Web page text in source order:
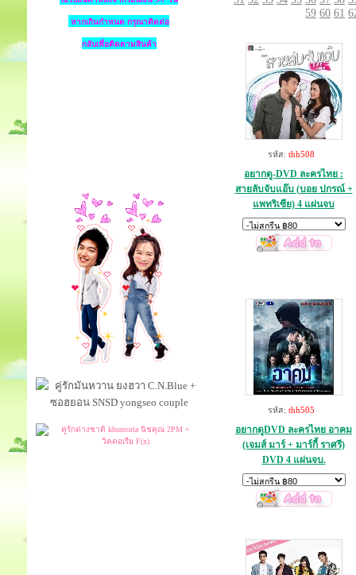
หากเกินกำหนด กรุณาติดต่อ
กลับเพื่อติดตามสินค้า
59 60 61
รหัส: thh508
อยากดู-DVD ละครไทย :
สายลับจับแอ๊บ (บอย ปกรณ์ +
แพทริเซีย) 4 แผ่นจบ
รหัส: thh505
อยากดูDVD ละครไทย อาคม
(เจมส์ มาร์ + มาร์กี้ ราศรี)
DVD 4 แผ่นจบ.